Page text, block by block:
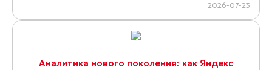
2026-07-23
Аналитика нового поколения: как Яндекс